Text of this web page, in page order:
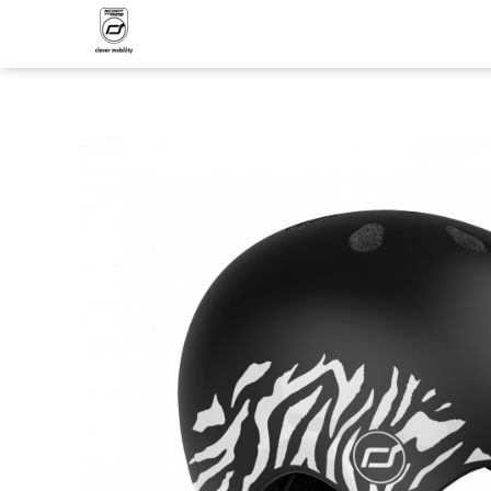
Produsele noastre
Trotineta cu scaun si maner, 3in1,
Highwaykick 1 Push and Go
Trotineta cu scaun, 2in1,
Highwaykick 1, 1-5 ani
Trotineta cu scaun, 2in1,